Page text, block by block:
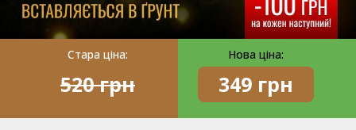
Стара ціна:
520 грн
Нова ціна:
349 грн